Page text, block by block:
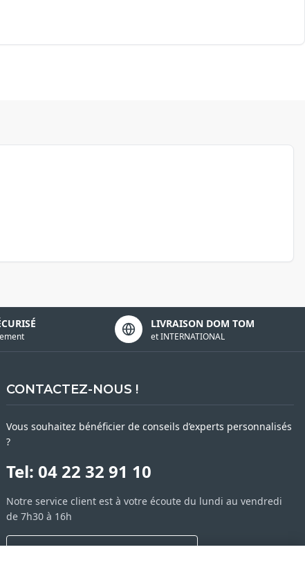
LIVRAISON DOM TOM
et INTERNATIONAL
CONTACTEZ-NOUS !
Vous souhaitez bénéficier de conseils d’experts personnalisés
?
Tel: 04 22 32 91 10
Notre service client est à votre écoute du lundi au vendredi
de 7h30 à 16h
NOUS CONTACTER PAR MESSAGE